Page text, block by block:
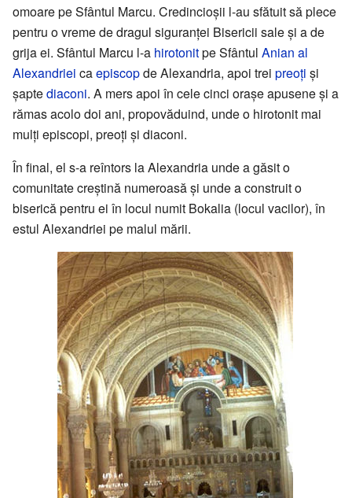
omoare pe Sfântul Marcu. Credincioșii l-au sfătuit să plece
pentru o vreme de dragul siguranței Bisericii sale și a de
grija ei. Sfântul Marcu l-a hirotonitpe Sfântul Anian al
Alexandriei caepiscopde Alexandria, apoi trei preoți și
șaptediaconi. A mers apoi în cele cinci orașe apusene și a
rămas acolo doi ani, propovăduind, unde o hirotonit mai
mulți episcopi, preoți și diaconi.
În final, el s-a reîntors la Alexandria unde a găsit o
comunitate creștină numeroasă și unde a construit o
biserică pentru ei în locul numit Bokalia (locul vacilor), în
estul Alexandriei pe malul mării.